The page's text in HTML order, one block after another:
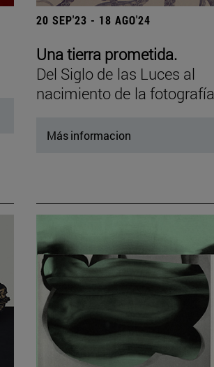
20 SEP'23 - 18 AGO'24
Una tierra prometida.
Del Siglo de las Luces al
nacimiento de la fotografía
Más informacion